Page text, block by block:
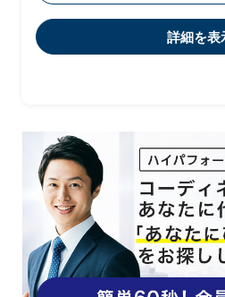
-顧客フェイシ
-若手社員への
詳細を表